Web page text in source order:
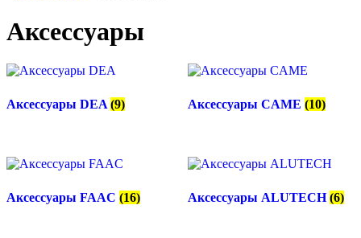
Аксессуары
Аксессуары DEA (9) Аксессуары CAME (10)
Аксессуары FAAC (16) Аксессуары ALUTECH(6)